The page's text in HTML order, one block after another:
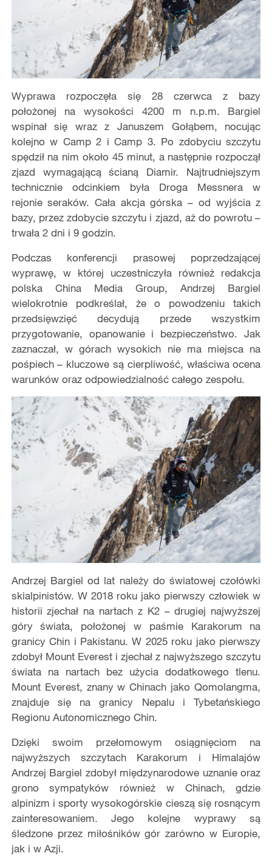
Wyprawa rozpoczęła się 28 czerwca z bazy
położonej na wysokości 4200 m n.p.m. Bargiel
wspinał się wraz z Januszem Gołąbem, nocując
kolejno w Camp 2 i Camp 3. Po zdobyciu szczytu
spędził na nim około 45 minut, a następnie rozpoczął
zjazd wymagającą ścianą Diamir. Najtrudniejszym
technicznie odcinkiem była Droga Messnera w
rejonie seraków. Cała akcja górska – od wyjścia z
bazy, przez zdobycie szczytu i zjazd, aż do powrotu –
trwała 2 dni i 9 godzin.
Podczas konferencji prasowej poprzedzającej
wyprawę, w której uczestniczyła również redakcja
polska China Media Group, Andrzej Bargiel
wielokrotnie podkreślał, że o powodzeniu takich
przedsięwzięć decydują przede wszystkim
przygotowanie, opanowanie i bezpieczeństwo. Jak
zaznaczał, w górach wysokich nie ma miejsca na
pośpiech – kluczowe są cierpliwość, właściwa ocena
warunków oraz odpowiedzialność całego zespołu.
Andrzej Bargiel od lat należy do światowej czołówki
skialpinistów. W 2018 roku jako pierwszy człowiek w
historii zjechał na nartach z K2 – drugiej najwyższej
góry świata, położonej w paśmie Karakorum na
granicy Chin i Pakistanu. W 2025 roku jako pierwszy
zdobył Mount Everest i zjechał z najwyższego szczytu
świata na nartach bez użycia dodatkowego tlenu.
Mount Everest, znany w Chinach jako Qomolangma,
znajduje się na granicy Nepalu i Tybetańskiego
Regionu Autonomicznego Chin.
Dzięki swoim przełomowym osiągnięciom na
najwyższych szczytach Karakorum i Himalajów
Andrzej Bargiel zdobył międzynarodowe uznanie oraz
grono sympatyków również w Chinach, gdzie
alpinizm i sporty wysokogórskie cieszą się rosnącym
zainteresowaniem. Jego kolejne wyprawy są
śledzone przez miłośników gór zarówno w Europie,
jak i w Azji.